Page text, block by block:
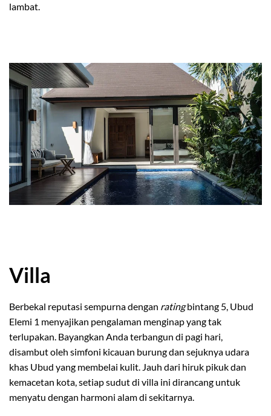
lambat.
Villa
Berbekal reputasi sempurna dengan ratingbintang 5, Ubud
Elemi 1 menyajikan pengalaman menginap yang tak
terlupakan. Bayangkan Anda terbangun di pagi hari,
disambut oleh simfoni kicauan burung dan sejuknya udara
khas Ubud yang membelai kulit. Jauh dari hiruk pikuk dan
kemacetan kota, setiap sudut di villa ini dirancang untuk
menyatu dengan harmoni alam di sekitarnya.